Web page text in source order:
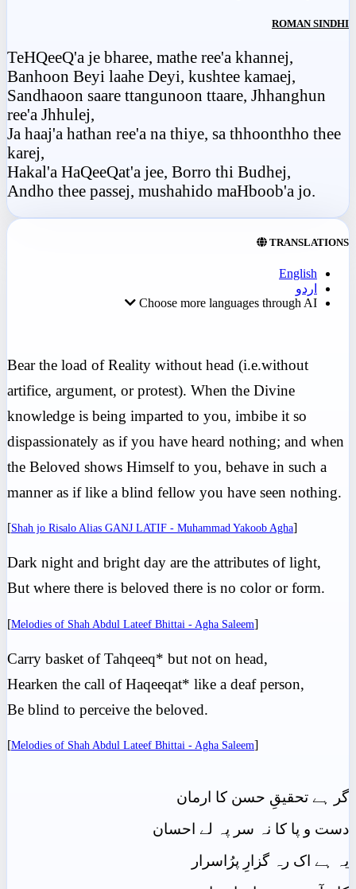
ROMAN SINDHI
TeHQeeQ'a je bharee, mathe ree'a khannej,
Banhoon Beyi laahe Deyi, kushtee kamaej,
Sandhaoon saare ttangunoon ttaare, Jhhanghun
ree'a Jhhulej,
Ja haaj'a hathan ree'a na thiye, sa thhoonthho thee
karej,
Hakal'a HaQeeQat'a jee, Borro thi Budhej,
Andho thee passej, mushahido maHboob'a jo.
TRANSLATIONS
English
اردو
Choose more languages through AI
Bear the load of Reality without head (i.e.without
artifice, argument, or protest). When the Divine
knowledge is being imparted to you, imbibe it so
dispassionately as if you have heard nothing; and when
the Beloved shows Himself to you, behave in such a
manner as if like a blind fellow you have seen nothing.
[Shah jo Risalo Alias GANJ LATIF - Muhammad Yakoob Agha]
Dark night and bright day are the attributes of light,
But where there is beloved there is no color or form.
[Melodies of Shah Abdul Lateef Bhittai - Agha Saleem]
Carry basket of Tahqeeq* but not on head,
Hearken the call of Haqeeqat* like a deaf person,
Be blind to perceive the beloved.
[Melodies of Shah Abdul Lateef Bhittai - Agha Saleem]
گر ہے تحقیقِ حسن کا ارمان
دست و پا کا نہ سر پہ لے احسان
یہ ہے اک رہ گزارِ پرُاسرار